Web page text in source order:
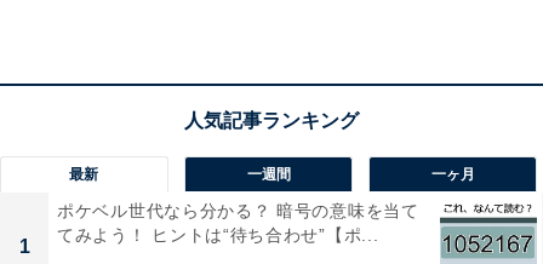
最新 一週間 一ヶ月
1
ポケベル世代なら分かる？ 暗号の意味を当て
てみよう！ ヒントは“待ち合わせ”【ポ...